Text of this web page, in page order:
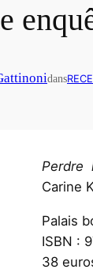
dans
Perdre
Carine
Palais
ISBN :
38